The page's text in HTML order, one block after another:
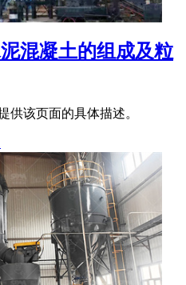
泥混凝土的组成及粒
供该页面的具体描述。